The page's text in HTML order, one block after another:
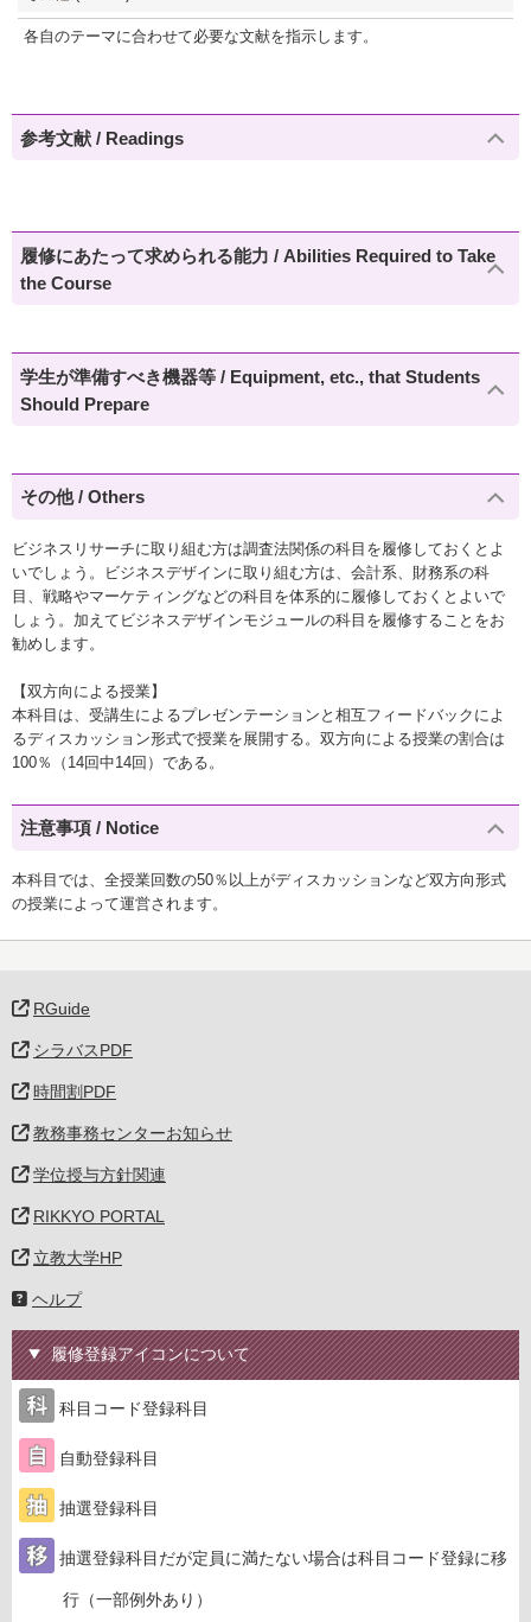
各自のテーマに合わせて必要な文献を指示します。
参考文献 / Readings
履修にあたって求められる能力 / Abilities Required to Take
the Course
学生が準備すべき機器等 / Equipment, etc., that Students
Should Prepare
その他 / Others
ビジネスリサーチに取り組む方は調査法関係の科目を履修しておくとよ
いでしょう。ビジネスデザインに取り組む方は、会計系、財務系の科
目、戦略やマーケティングなどの科目を体系的に履修しておくとよいで
しょう。加えてビジネスデザインモジュールの科目を履修することをお
勧めします。
【双方向による授業】
本科目は、受講生によるプレゼンテーションと相互フィードバックによ
るディスカッション形式で授業を展開する。双方向による授業の割合は
100％（14回中14回）である。
注意事項 / Notice
本科目では、全授業回数の50％以上がディスカッションなど双方向形式
の授業によって運営されます。
RGuide
シラバスPDF
時間割PDF
教務事務センターお知らせ
学位授与方針関連
RIKKYO PORTAL
立教大学HP
ヘルプ
履修登録アイコンについて
科目コード登録科目
自動登録科目
抽選登録科目
抽選登録科目だが定員に満たない場合は科目コード登録に移
行（一部例外あり）